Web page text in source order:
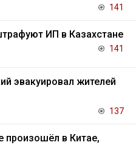
141
ИП в Казахстане
141
эвакуировал жителей
137
произошёл в Китае,